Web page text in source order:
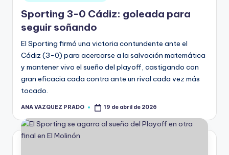
Sporting 3-0 Cádiz: goleada para
seguir soñando
El Sporting firmó una victoria contundente ante el
Cádiz (3-0) para acercarse a la salvación matemática
y mantener vivo el sueño del playoff, castigando con
gran eficacia cada contra ante un rival cada vez más
tocado.
ANA VAZQUEZ PRADO 19 de abril de 2026